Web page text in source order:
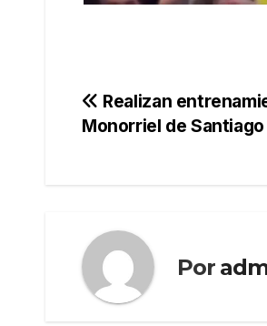
Navegación
Realizan
Monorriel de Santiago
Por